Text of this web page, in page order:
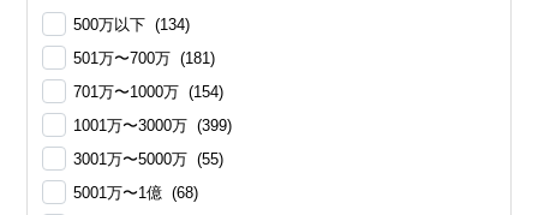
500万以下 (134)
501万〜700万 (181)
701万〜1000万 (154)
1001万〜3000万 (399)
3001万〜5000万 (55)
5001万〜1億 (68)